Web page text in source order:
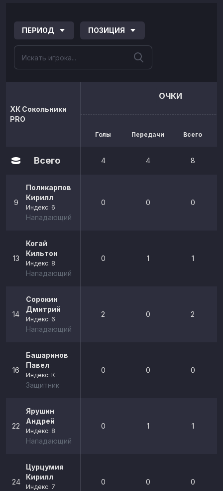
ПЕРИОД ПОЗИЦИЯ
ХК Сокольники
PRO
ОЧКИ
Голы Передачи Всего
Всего 4 4 8
9
Поликарпов
Кирилл
Индекс: 6
Нападающий
0 0 0
13
Когай
Кильтон
Индекс: 8
Нападающий
0 1 1
14
Сорокин
Дмитрий
Индекс: 6
Нападающий
2 0 2
16
Башаринов
Павел
Индекс: К
Защитник
0 0 0
22
Ярушин
Андрей
Индекс: 8
Нападающий
0 1 1
24
Цурцумия
Кирилл
Индекс: 7
0 0 0